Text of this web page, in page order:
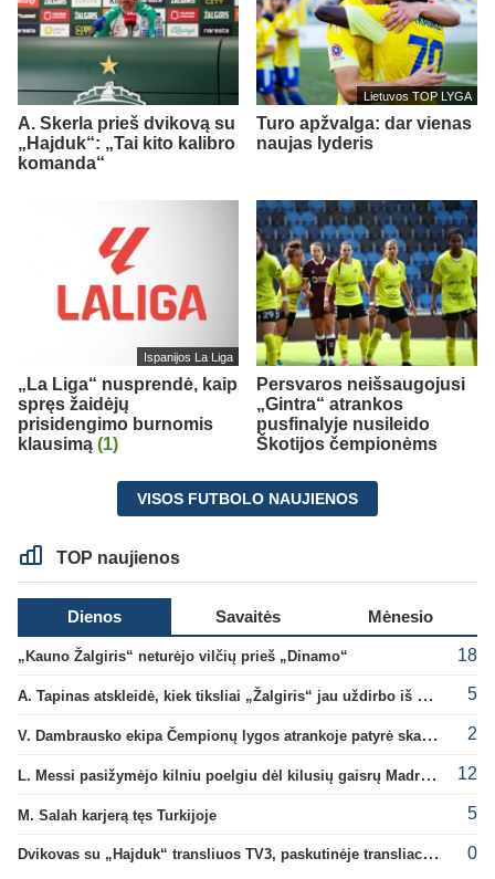
A. Skerla prieš dvikovą su
„Hajduk“: „Tai kito kalibro
komanda“
Lietuvos TOP LYGA
Turo apžvalga: dar vienas
naujas lyderis
Ispanijos La Liga
„La Liga“ nusprendė, kaip
spręs žaidėjų
prisidengimo burnomis
klausimą (1)
Persvaros neišsaugojusi
„Gintra“ atrankos
pusfinalyje nusileido
Škotijos čempionėms
VISOS FUTBOLO NAUJIENOS
TOP naujienos
Dienos Savaitės Mėnesio
„Kauno Žalgiris“ neturėjo vilčių prieš „Dinamo“ 18
A. Tapinas atskleidė, kiek tiksliai „Žalgiris“ jau uždirbo iš UEFA premijų 5
V. Dambrausko ekipa Čempionų lygos atrankoje patyrė skaudžią nesėkmę 2
L. Messi pasižymėjo kilniu poelgiu dėl kilusių gaisrų Madride 12
M. Salah karjerą tęs Turkijoje 5
Dvikovas su „Hajduk“ transliuos TV3, paskutinėje transliacijoje – nauji rekordai 0